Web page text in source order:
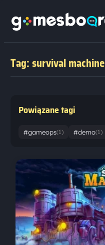
Tag: survival machine
Powiązane tagi
#gameops(1) #demo(1)